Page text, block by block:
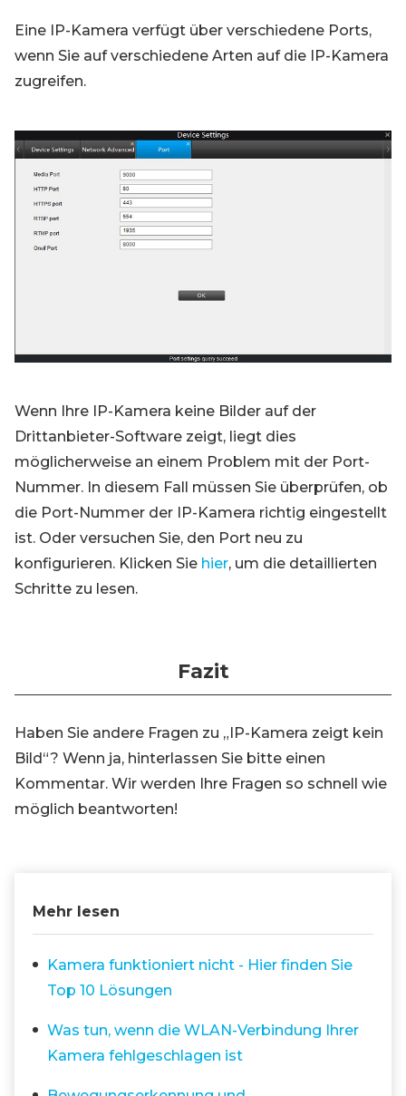
Eine IP-Kamera verfügt über verschiedene Ports,
wenn Sie auf verschiedene Arten auf die IP-Kamera
zugreifen.
Wenn Ihre IP-Kamera keine Bilder auf der
Drittanbieter-Software zeigt, liegt dies
möglicherweise an einem Problem mit der Port-
Nummer. In diesem Fall müssen Sie überprüfen, ob
die Port-Nummer der IP-Kamera richtig eingestellt
ist. Oder versuchen Sie, den Port neu zu
konfigurieren. Klicken Sie hier, um die detaillierten
Schritte zu lesen.
Fazit
Haben Sie andere Fragen zu „IP-Kamera zeigt kein
Bild“? Wenn ja, hinterlassen Sie bitte einen
Kommentar. Wir werden Ihre Fragen so schnell wie
möglich beantworten!
Mehr lesen
Kamera funktioniert nicht - Hier finden Sie
Top 10 Lösungen
Was tun, wenn die WLAN-Verbindung Ihrer
Kamera fehlgeschlagen ist